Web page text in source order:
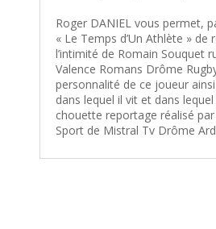
Roger DANIEL vous permet,
« Le Temps d’Un Athlète » de
l’intimité de Romain Souquet
Valence Romans Drôme
personnalité de ce joueur
dans lequel il vit et dans
chouette reportage réalisé
Sport de Mistral Tv Drôme